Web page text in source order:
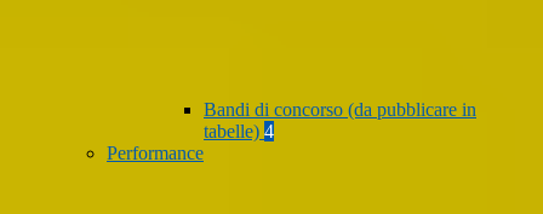
Bandi di concorso (da pubblicare in
tabelle) 4
Performance